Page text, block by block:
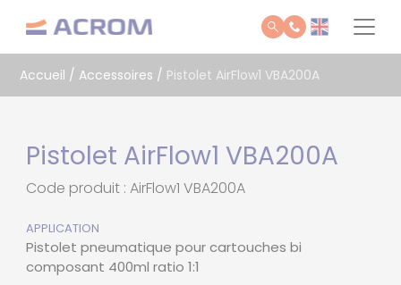
Accueil / Accessoires / Pistolet AirFlow1 VBA200A
Pistolet AirFlow1 VBA200A
Code produit : AirFlow1 VBA200A
APPLICATION
Pistolet pneumatique pour cartouches bi
composant 400ml ratio 1:1